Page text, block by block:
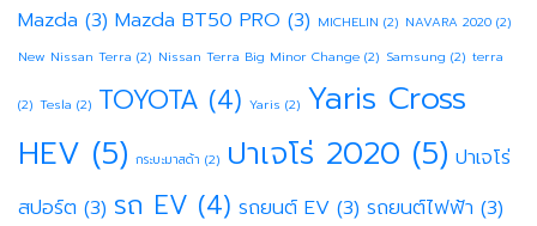
Mazda (3) Mazda BT50 PRO (3) MICHELIN (2) NAVARA 2020 (2)
New Nissan Terra (2) Nissan Terra Big Minor Change (2) Samsung (2) terra
(2) Tesla (2) TOYOTA (4) Yaris (2) Yaris Cross
HEV (5) กระบะมาสด้า (2) ปาเจโร่ 2020 (5) ปาเจโร่
สปอร์ต (3) รถ EV (4) รถยนต์ EV (3) รถยนต์ไฟฟ้า (3)